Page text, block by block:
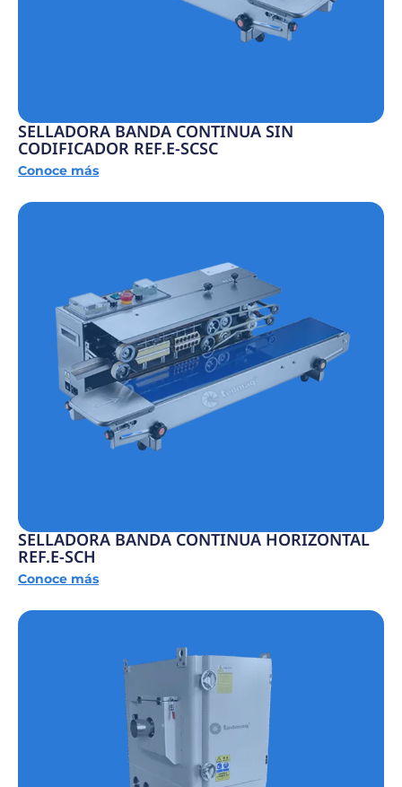
SELLADORA BANDA CONTINUA SIN
CODIFICADOR REF.E-SCSC
Conoce más
SELLADORA BANDA CONTINUA HORIZONTAL
REF.E-SCH
Conoce más